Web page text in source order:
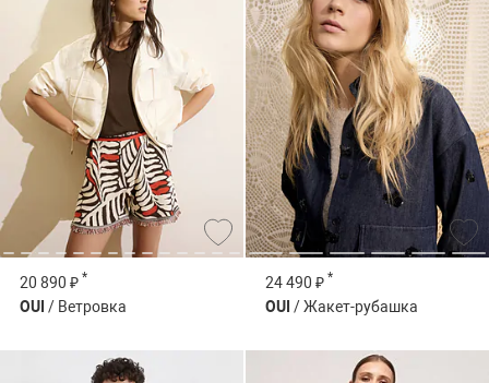
20 890 ₽ *
OUI / Ветровка
24 490 ₽ *
OUI / Жакет-рубашка